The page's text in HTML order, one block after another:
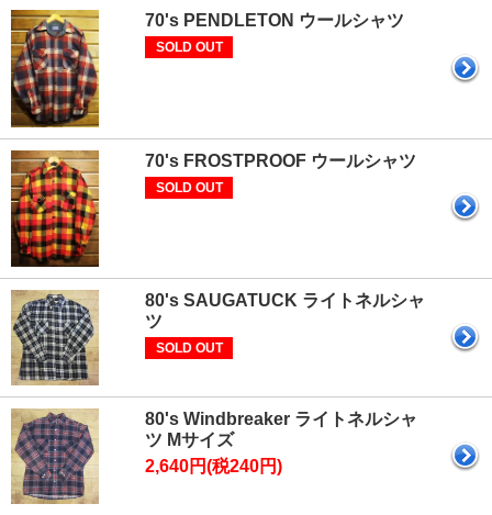
70's PENDLETON ウールシャツ
SOLD OUT
70's FROSTPROOF ウールシャツ
SOLD OUT
80's SAUGATUCK ライトネルシャ
ツ
SOLD OUT
80's Windbreaker ライトネルシャ
ツ Mサイズ
2,640円(税240円)